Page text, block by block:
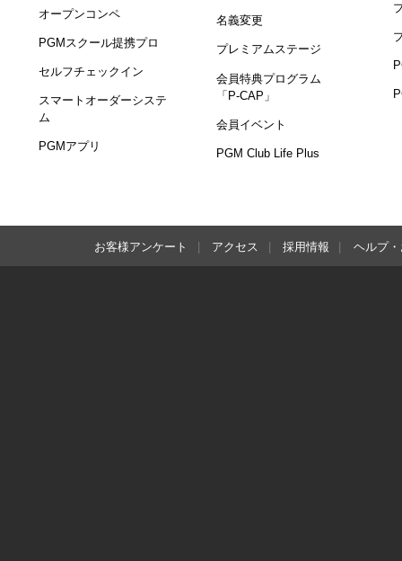
オープンコンペ
PGMスクール提携プロ
セルフチェックイン
スマートオーダーシステ
ム
PGMアプリ
名義変更
プレミアムステージ
会員特典プログラム
「P-CAP」
会員イベント
PGM Club Life Plus
お客様アンケート アクセス 採用情報 ヘルプ